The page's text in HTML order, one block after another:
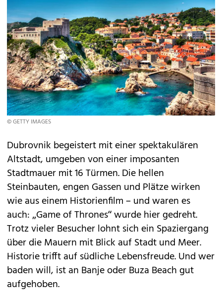
© GETTY IMAGES
Dubrovnik begeistert mit einer spektakulären
Altstadt, umgeben von einer imposanten
Stadtmauer mit 16 Türmen. Die hellen
Steinbauten, engen Gassen und Plätze wirken
wie aus einem Historienfilm – und waren es
auch: „Game of Thrones“ wurde hier gedreht.
Trotz vieler Besucher lohnt sich ein Spaziergang
über die Mauern mit Blick auf Stadt und Meer.
Historie trifft auf südliche Lebensfreude. Und wer
baden will, ist an Banje oder Buza Beach gut
aufgehoben.